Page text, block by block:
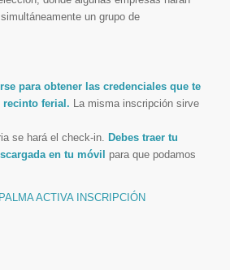
un grupo de
para obtener las credenciales que te
recinto ferial. La misma inscripción sirve
se hará el check-in. Debes traer tu
en tu móvil
para que podamos
ACTIVA INSCRIPCIÓN